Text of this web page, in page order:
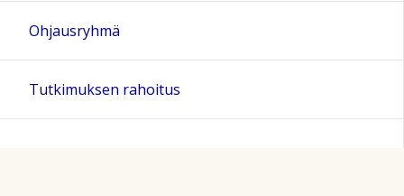
Ohjausryhmä
Tutkimuksen rahoitus